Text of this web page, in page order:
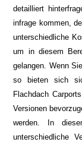
detailliert
infrage kommen,
unterschiedliche
um in diesem
gelangen. Wenn
so bieten sich
Flachdach
Versionen
werden. In
unterschiedliche